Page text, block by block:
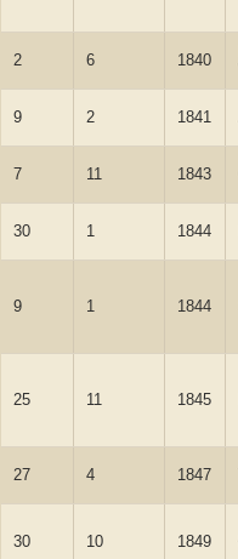
2 6 1840
9 2 1841
7 11 1843
30 1 1844
9 1 1844
25 11 1845
27 4 1847
30 10 1849